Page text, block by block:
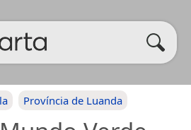
Província de Luanda